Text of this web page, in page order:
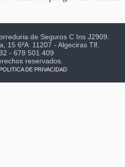
de Seguros C Ins J2909.
15 6ºA 11207 - Algeciras Tlf.
- 678 501 409
reservados.
POLITICA DE PRIVACIDAD